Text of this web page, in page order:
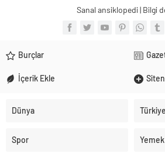
Sanal ansiklopedi | Bilgi
Burçlar
İçerik Ekle
Dünya Türkiye
Spor